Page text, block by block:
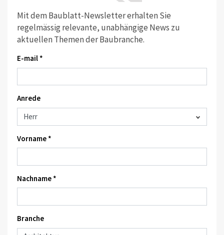
Mit dem Baublatt-Newsletter erhalten Sie
regelmässig relevante, unabhängige News zu
aktuellen Themen der Baubranche.
E-mail *
Anrede
Vorname *
Nachname *
Branche